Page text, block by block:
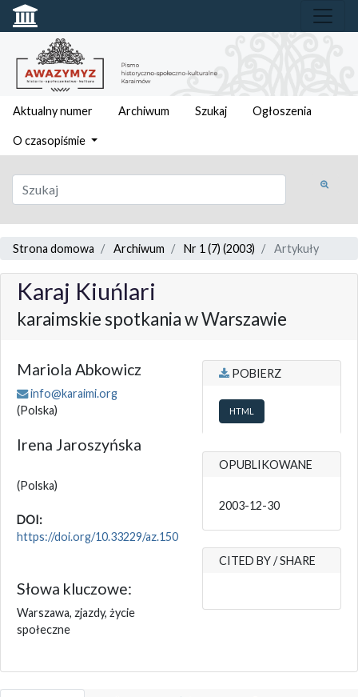
Aktualny numer Archiwum Szukaj Ogłoszenia
O czasopiśmie
Strona domowa Archiwum Nr 1 (7) (2003) Artykuły
Karaj Kiuńlari
karaimskie spotkania w Warszawie
Mariola Abkowicz
info@karaimi.org
(Polska)
Irena Jaroszyńska
(Polska)
DOI:
https://doi.org/10.33229/az.150
Słowa kluczowe:
Warszawa, zjazdy, życie
społeczne
POBIERZ
HTML
OPUBLIKOWANE
2003-12-30
CITED BY / SHARE